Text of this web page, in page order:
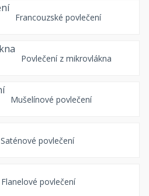
Francouzské povlečení
Povlečení z mikrovlákna
Mušelínové povlečení
Saténové povlečení
Flanelové povlečení